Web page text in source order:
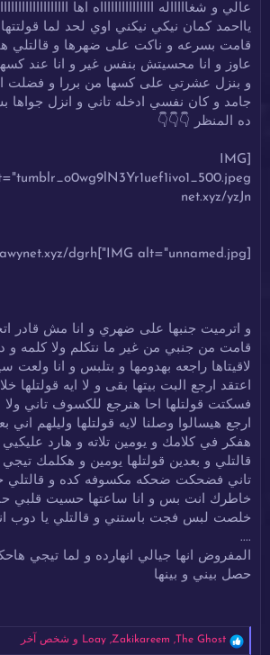
عالي و شغاااااله اااااااااااااااه اها
يااحمد كمان نيكي نيكني اوي لحد لما
قامت بسرعه و ناكت على ضهرها و قالتلي
عاوز و انا محسيتش بنفس غير و انا عند
و بنزل عشرتي على كسها من بررا و فضلت
جامد و كان نفسي ادخله تاني و انزل
ده المنظر 👇👇👇
[IMG
net.xyz/yzJn
و اترميت جنبها على ضهري و انا مش قادر
قامت من جنبي من غير ما نتكلم ولا كلمه و
لاقيتاها راجعه بهدومها و بتلبس و انا ولعت
اعتقد ارجع البت بيتها بقى و لا ايه
فسكتت قولتلها احا هنرجع للكسوف تاني ولا
ارجع هيسالوا وصلنا لايه قولتلها وليلهم اني
هفكر في كلامك و يومين تلاته و هارد
قالتلي و بعدين قولتلها يومين و هكلمك تيجي
تاني فضحكت ضحكه مكسوفه كده و قالتلي
خاطرك انت بس و انا ساعتها حسيت قلبي
خلصت لبس فجت باستني و قالتلي يا دوب
....
المفروض انها جيالي انهارده و لما تيجي
حصل بيني و بينها
اThe Ghost
,
Zakikareem
,
Loay و شخص آخر